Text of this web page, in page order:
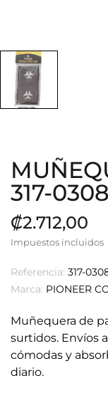
317-
₡2.712,00
Impuestos incluidos
Referencia: 317-
Marca: PIONEER
Muñequera de
surtidos. Envíos
cómodas y
diario.